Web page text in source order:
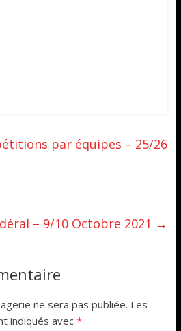
par équipes – 25/26
– 9/10 Octobre 2021 →
ne sera pas publiée. Les
indiqués avec *